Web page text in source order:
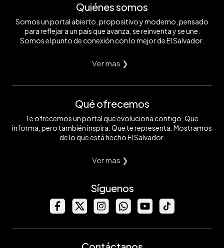
Quiénes somos
Somos un portal abierto, propositivo y moderno, pensado
para reflejar a un país que avanza, se reinventa y se une.
Somos el punto de conexión con lo mejor de El Salvador.
Ver mas ❯
Qué ofrecemos
Te ofrecemos un portal que evoluciona contigo. Que
informa, pero también inspira. Que te representa. Mostramos
de lo que está hecho El Salvador.
Ver mas ❯
Síguenos